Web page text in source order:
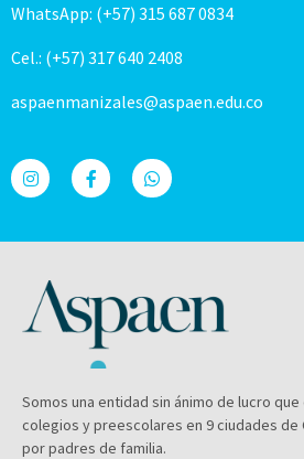
WhatsApp: (+57) 315 687 0834
Cel.: (+57) 317 640 2408
aspaenmanizales@aspaen.edu.co
Somos una entidad sin ánimo de lucro
colegios y preescolares en 9 ciudades de
por padres de familia.